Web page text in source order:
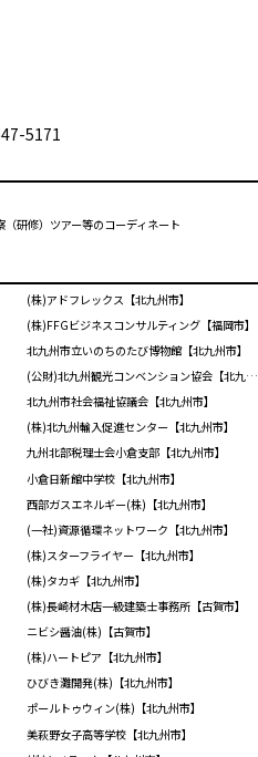
5171
修）ツアー等のコーディネート
(株)アドフレックス【北九州市】
(株)FFGビジネスコンサルティング【福岡市】
北九州市立いのちのたび博物館【北九州市】
(公財)北九州観光コンベンション協会【北九州市】
北九州市社会福祉協議会【北九州市】
(株)北九州輸入促進センター【北九州市】
九州北部税理士会小倉支部【北九州市】
小倉日新館中学校【北九州市】
西部ガスエネルギー(株)【北九州市】
(一社)資源循環ネットワーク【北九州市】
(株)スターフライヤー【北九州市】
(株)タカギ【北九州市】
(株)長崎材木店一級建築士事務所【古賀市】
ニビシ醤油(株)【古賀市】
(株)ハートピア【北九州市】
ひびき灘開発(株)【北九州市】
ポールトゥウィン(株)【北九州市】
美萩野女子高等学校【北九州市】